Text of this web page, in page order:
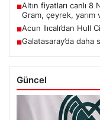
■Altın fiyatları canlı 8
Gram, çeyrek, yarım
■Acun Ilıcalı’dan Hull
■Galatasaray’da
Güncel